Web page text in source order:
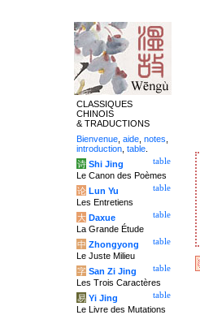
CLASSIQUES
CHINOIS
& TRADUCTIONS
Bienvenue aide notes
introduction table
table
诗 Shi Jing
Le Canon des Poèmes
table
论 Lun Yu
Les Entretiens
table
大 Daxue
La Grande Étude
table
中 Zhongyong
Le Juste Milieu
table
字 San Zi Jing
Les Trois Caractères
table
易 Yi Jing
Le Livre des Mutations